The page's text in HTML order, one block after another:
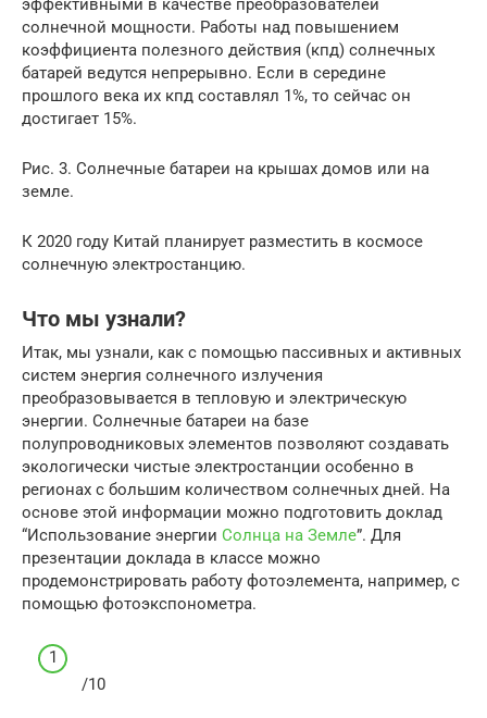
эффективными в качестве преобразователей
солнечной мощности. Работы над повышением
коэффициента полезного действия (кпд) солнечных
батарей ведутся непрерывно. Если в середине
прошлого века их кпд составлял 1%, то сейчас он
достигает 15%.
Рис. 3. Солнечные батареи на крышах домов или на
земле.
К 2020 году Китай планирует разместить в космосе
солнечную электростанцию.
Что мы узнали?
Итак, мы узнали, как с помощью пассивных и активных
систем энергия солнечного излучения
преобразовывается в тепловую и электрическую
энергии. Солнечные батареи на базе
полупроводниковых элементов позволяют создавать
экологически чистые электростанции особенно в
регионах с большим количеством солнечных дней. На
основе этой информации можно подготовить доклад
“Использование энергии Солнца на Земле”. Для
презентации доклада в классе можно
продемонстрировать работу фотоэлемента, например, с
помощью фотоэкспонометра.
/10